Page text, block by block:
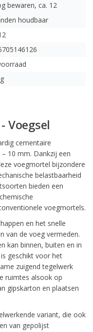
bewaren, ca. 12
houdbaar
Voegsel
cementaire
10 mm. Dankzij een
voegmortel bijzondere
belastbaarheid
bieden een
voegmortels.
en het snelle
van de voeg vermeden.
kan binnen, buiten en in
geschikt voor het
zuigend tegelwerk
ruimtes alsook op
gipskarton en plaatsen
variant, die ook
van gepolijst